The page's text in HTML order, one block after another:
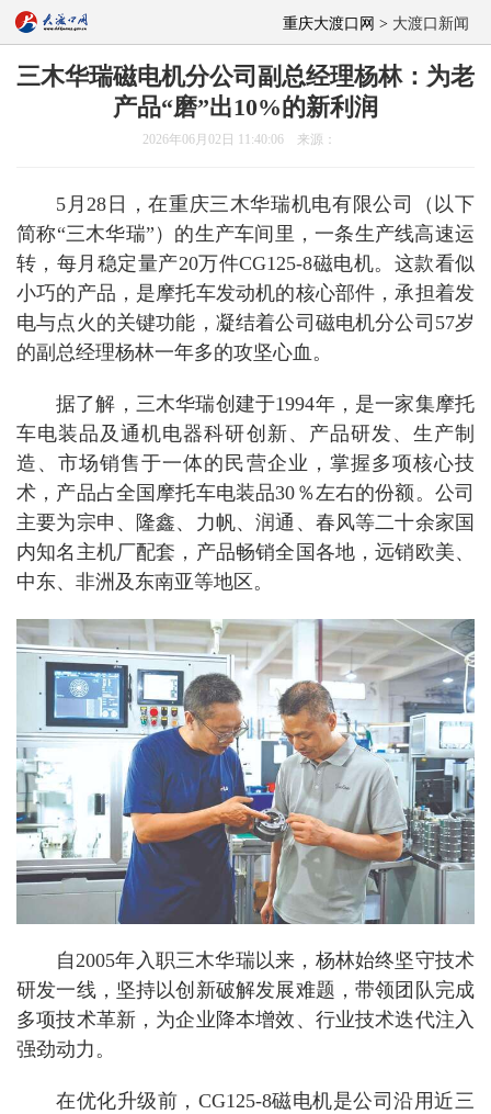
重庆大渡口网 > 大渡口新闻
三木华瑞磁电机分公司副总经理杨林：为老
产品“磨”出10%的新利润
2026年06月02日 11:40:06 来源：
5月28日，在重庆三木华瑞机电有限公司（以下
简称“三木华瑞”）的生产车间里，一条生产线高速运
转，每月稳定量产20万件CG125-8磁电机。这款看似
小巧的产品，是摩托车发动机的核心部件，承担着发
电与点火的关键功能，凝结着公司磁电机分公司57岁
的副总经理杨林一年多的攻坚心血。
据了解，三木华瑞创建于1994年，是一家集摩托
车电装品及通机电器科研创新、产品研发、生产制
造、市场销售于一体的民营企业，掌握多项核心技
术，产品占全国摩托车电装品30％左右的份额。公司
主要为宗申、隆鑫、力帆、润通、春风等二十余家国
内知名主机厂配套，产品畅销全国各地，远销欧美、
中东、非洲及东南亚等地区。
自2005年入职三木华瑞以来，杨林始终坚守技术
研发一线，坚持以创新破解发展难题，带领团队完成
多项技术革新，为企业降本增效、行业技术迭代注入
强劲动力。
在优化升级前，CG125-8磁电机是公司沿用近三